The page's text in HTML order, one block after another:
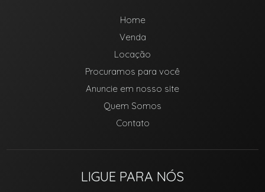
Home
Venda
Locação
Procuramos para você
Anuncie em nosso site
Quem Somos
Contato
LIGUE PARA NÓS